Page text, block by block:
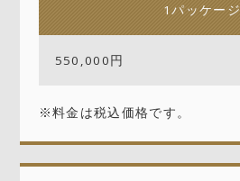
1パッケージ
550,000円
※料金は税込価格です。